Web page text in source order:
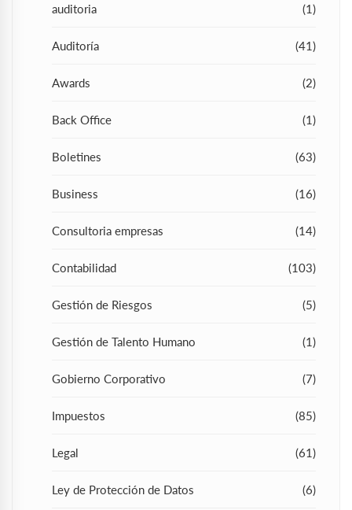
auditoria (1)
Auditoría (41)
Awards (2)
Back Office (1)
Boletines (63)
Business (16)
Consultoria empresas (14)
Contabilidad (103)
Gestión de Riesgos (5)
Gestión de Talento Humano (1)
Gobierno Corporativo (7)
Impuestos (85)
Legal (61)
Ley de Protección de Datos (6)